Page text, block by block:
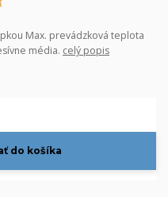
Max. prevádzková teplota
média. celý popis
do košíka